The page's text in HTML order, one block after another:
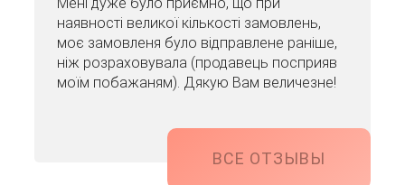
наявності великої кількості замовлень,
моє замовленя було відправлене раніше,
ніж розраховувала (продавець посприяв
моїм побажаням). Дякую Вам величезне!
ВСЕ ОТЗЫВЫ